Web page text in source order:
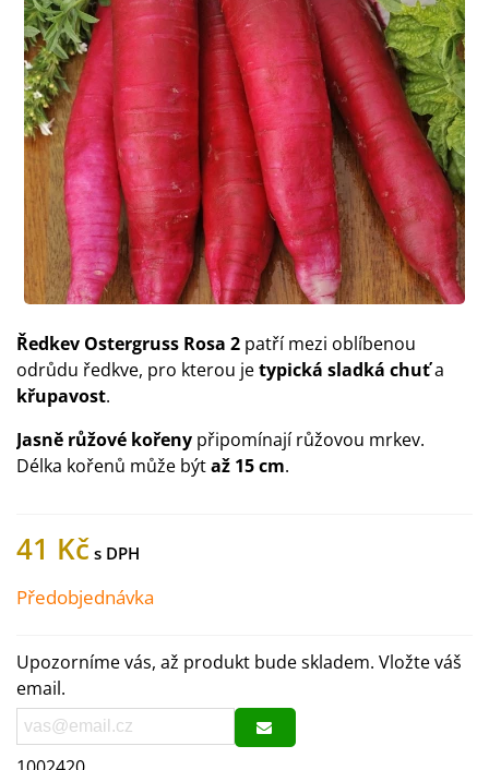
Ředkev Ostergruss Rosa 2 patří mezi oblíbenou
odrůdu ředkve, pro kterou jetypická sladká chuťa
křupavost.
Jasně růžové kořeny připomínají růžovou mrkev.
Délka kořenů může býtaž 15 cm.
41 Kč
Předobjednávka
Upozorníme vás, až produkt bude skladem. Vložte váš
email.